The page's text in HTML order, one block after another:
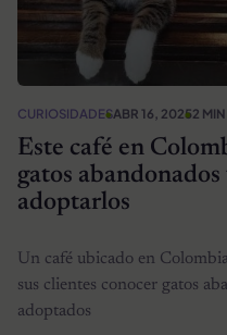
CURIOSIDADESABR 16, 20252 MIN
Este café en
gatos
adoptarlos
Un café ubicado en
sus clientes conocer gatos
adoptados